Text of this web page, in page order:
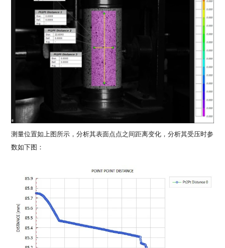
测量位置如上图所示，分析其表面点点之间距离变化，分析其受压时参
数如下图：